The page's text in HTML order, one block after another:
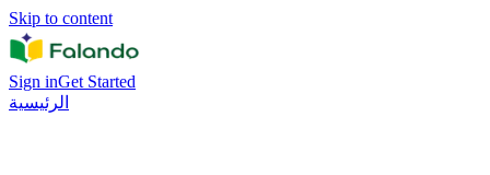
Skip to content
Sign inGet Started
الرئيسية